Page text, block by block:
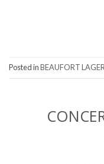
Posted inBEAUFORT LAGER